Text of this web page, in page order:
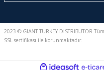
2023 © GIANT TURKEY DISTRIBUTOR
SSL sertifikası ile korunmaktadır.
ideasoft